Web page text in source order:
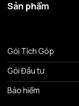
Sản phẩm
Gói Tích Góp
Gói Đầu tư
Bảo hiểm